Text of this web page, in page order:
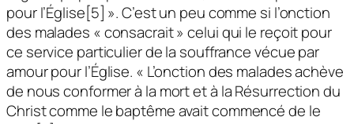
pour l’Église[5] ». C’est un peu comme si l’onction
des malades « consacrait » celui qui le reçoit pour
ce service particulier de la souffrance vécue par
amour pour l’Église. « L’onction des malades achève
de nous conformer à la mort et à la Résurrection du
Christ comme le baptême avait commencé de le